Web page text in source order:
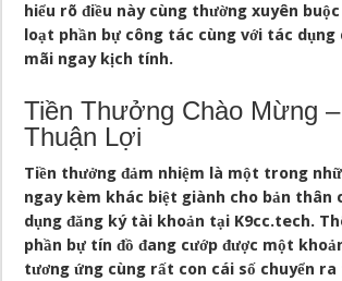
hiểu rõ điều này cùng thường xuyên
loạt phần bự công tác cùng với tác dụng
mãi ngay kịch tính.
Tiền Thưởng Chào Mừng
Thuận Lợi
Tiền thưởng đảm nhiệm là một trong
ngay kèm khác biệt giành cho bản thân
dụng đăng ký tài khoản tại K9cc.tech.
phần bự tín đồ đang cướp được một
tương ứng cùng rất con cái số chuyển